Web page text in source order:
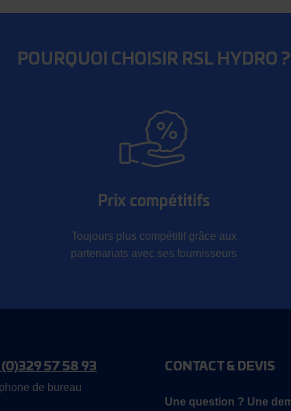
POURQUOI CHOISIR RSL HYDRO ?
Prix compétitifs
Toujours plus compétitif grâce aux
partenariats avec ses fournisseurs
(0)329 57 58 93
de bureau
CONTACT & DEVIS
Une question ? Une